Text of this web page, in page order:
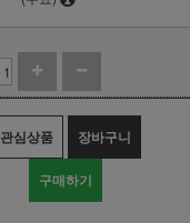
관심상품 장바구니
구매하기